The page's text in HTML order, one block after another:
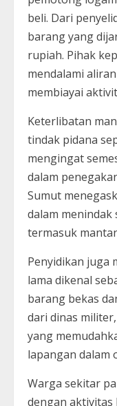
beli. Dari
barang yang
rupiah. Pihak
mendalami
membiayai
Keterlibatan
tindak pidana
mengingat
dalam
Sumut
dalam
termasuk
Penyidikan juga
lama dikenal
barang bekas
dari dinas
yang
lapangan dalam
Warga sekitar
dengan